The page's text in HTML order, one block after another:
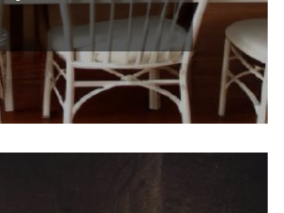
jadalni?